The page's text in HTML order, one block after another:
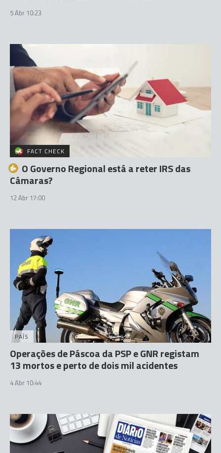
5 Abr 10:23
FACT CHECK
O Governo Regional está a reter IRS das
Câmaras?
12 Abr 17:00
PAÍS
Operações de Páscoa da PSP e GNR registam
13 mortos e perto de dois mil acidentes
4 Abr 10:44